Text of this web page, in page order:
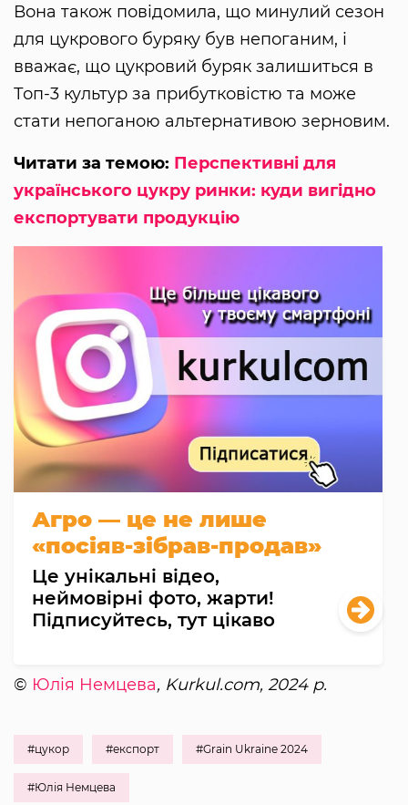
Вона також повідомила, що минулий сезон
для цукрового буряку був непоганим, і
вважає, що цукровий буряк залишиться в
Топ-3 культур за прибутковістю та може
стати непоганою альтернативою зерновим.
Читати за темою: Перспективні для
українського цукру ринки: куди вигідно
експортувати продукцію
Агро — це не лише
«посіяв-зібрав-продав»
Це унікальні відео,
неймовірні фото, жарти!
Підписуйтесь, тут цікаво
© Юлія Немцева, Kurkul.com, 2024 р.
#цукор #експорт #Grain Ukraine 2024
#Юлія Немцева